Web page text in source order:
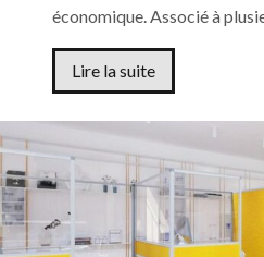
économique. Associé à
Lire la suite